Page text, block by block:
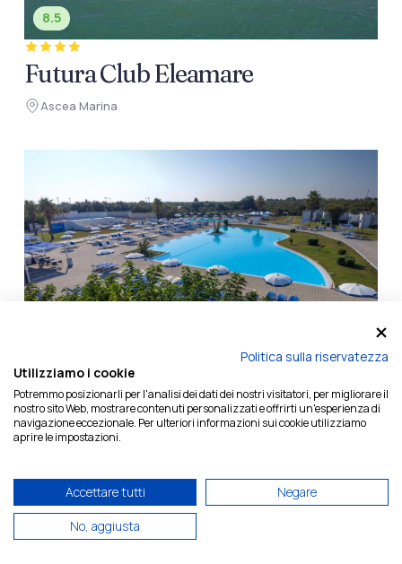
Filtra
8.5
Futura Club Eleamare
Ascea Marina
Futura Club Torre Rinalda
Residence
Politica sulla riservatezza
Utilizziamo i cookie
Potremmo posizionarli per l'analisi dei dati dei nostri visitatori, per migliorare il
nostro sito Web, mostrare contenuti personalizzati e offrirti un'esperienza di
navigazione eccezionale. Per ulteriori informazioni sui cookie utilizziamo
aprire le impostazioni.
Accettare tutti
Negare
No, aggiusta